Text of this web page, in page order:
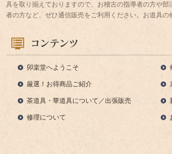
具を取り揃えておりますので、お稽古の指導者の方や
者の方など、ぜひ通信販売をご利用ください。お道具の
卯楽堂へようこそ
厳選！お得商品ご紹介
茶道具・華道具について／出張販売
修理について